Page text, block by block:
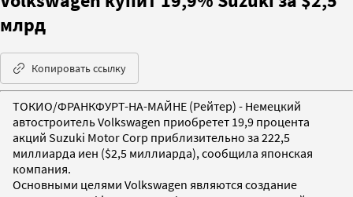
млрд
Копировать ссылку
ТОКИО/ФРАНКФУРТ-НА-МАЙНЕ (Рейтер) - Немецкий
автостроитель Volkswagen приобретет 19,9 процента
акций Suzuki Motor Corp приблизительно за 222,5
миллиарда иен ($2,5 миллиарда), сообщила японская
компания.
Основными целями Volkswagen являются создание